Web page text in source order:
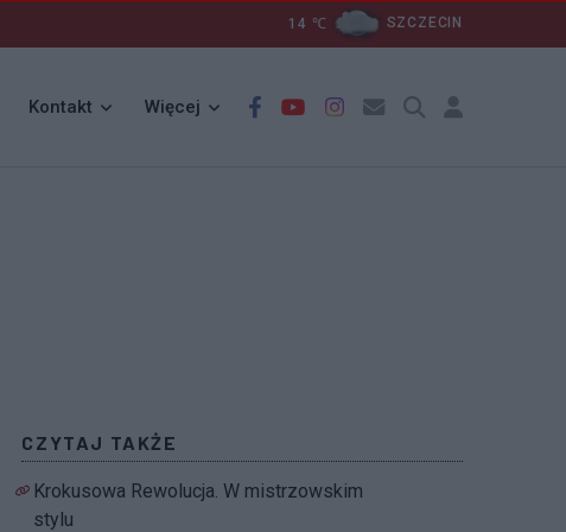
14 ℃ SZCZECIN
Kontakt Więcej
CZYTAJ TAKŻE
Krokusowa Rewolucja. W mistrzowskim
stylu